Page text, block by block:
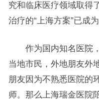
究和临床医疗领域取得
治疗的“上海方案”已成
作为国内知名医院，
当地市民，外地朋友外
朋友因为不熟悉医院的
师。那么上海瑞金医院